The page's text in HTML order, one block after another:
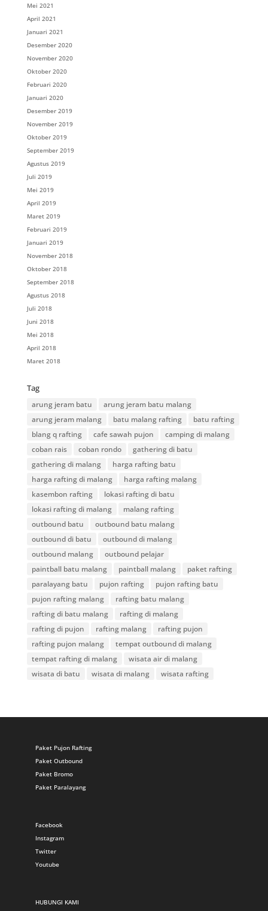
Mei 2021
April 2021
Januari 2021
Desember 2020
November 2020
Oktober 2020
Februari 2020
Januari 2020
Desember 2019
November 2019
Oktober 2019
September 2019
Agustus 2019
Juli 2019
Mei 2019
April 2019
Maret 2019
Februari 2019
Januari 2019
November 2018
Oktober 2018
September 2018
Agustus 2018
Juli 2018
Juni 2018
Mei 2018
April 2018
Maret 2018
Tag
arung jeram batu
arung jeram batu malang
arung jeram malang
batu malang rafting
batu rafting
blang q rafting
cafe sawah pujon
camping di malang
coban rais
coban rondo
gathering di batu
gathering di malang
harga rafting batu
harga rafting di malang
harga rafting malang
kasembon rafting
lokasi rafting di batu
lokasi rafting di malang
malang rafting
outbound batu
outbound batu malang
outbound di batu
outbound di malang
outbound malang
outbound pelajar
paintball batu malang
paintball malang
paket rafting
paralayang batu
pujon rafting
pujon rafting batu
pujon rafting malang
rafting batu malang
rafting di batu malang
rafting di malang
rafting di pujon
rafting malang
rafting pujon
rafting pujon malang
tempat outbound di malang
tempat rafting di malang
wisata air di malang
wisata di batu
wisata di malang wisata rafting
Paket Pujon Rafting
Paket Outbound
Paket Bromo
Paket Paralayang
Facebook
Instagram
Twitter
Youtube
HUBUNGI KAMI